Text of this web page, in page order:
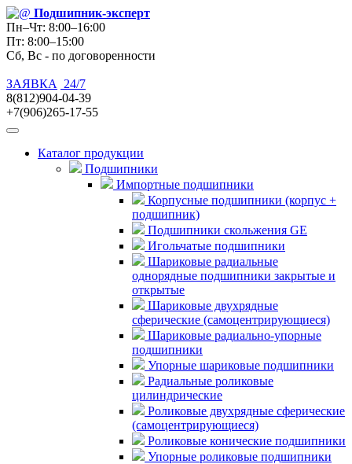
Подшипник-эксперт
Пн–Чт: 8:00–16:00
Пт: 8:00–15:00
Сб, Вс - по договоренности
ЗАЯВКА
24/7
8(812)904-04-39
+7(906)265-17-55
Каталог продукции
Подшипники
Импортные подшипники
Корпусные подшипники (корпус +
подшипник)
Подшипники скольжения GE
Игольчатые подшипники
Шариковые радиальные
однорядные подшипники закрытые и
открытые
Шариковые двухрядные
сферические (самоцентрирующиеся)
Шариковые радиально-упорные
подшипники
Упорные шариковые подшипники
Радиальные роликовые
цилиндрические
Роликовые двухрядные сферические
(самоцентрирующиеся)
Роликовые конические подшипники
Упорные роликовые подшипники